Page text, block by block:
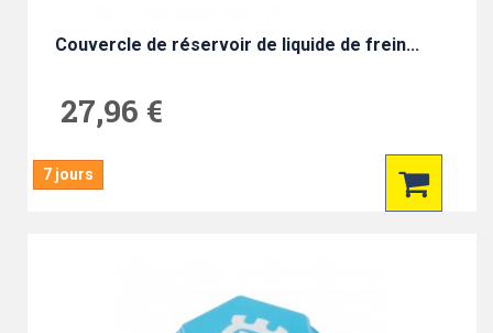
Couvercle de réservoir de liquide de frein...
27,96 €
7 jours